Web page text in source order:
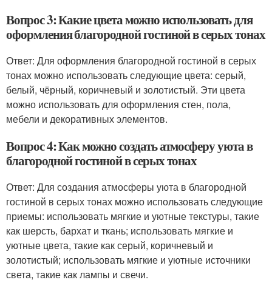
Вопрос 3: Какие цвета можно использовать для
оформления благородной гостиной в серых тонах
Ответ: Для оформления благородной гостиной в серых
тонах можно использовать следующие цвета: серый,
белый, чёрный, коричневый и золотистый. Эти цвета
можно использовать для оформления стен, пола,
мебели и декоративных элементов.
Вопрос 4: Как можно создать атмосферу уюта в
благородной гостиной в серых тонах
Ответ: Для создания атмосферы уюта в благородной
гостиной в серых тонах можно использовать следующие
приемы: использовать мягкие и уютные текстуры, такие
как шерсть, бархат и ткань; использовать мягкие и
уютные цвета, такие как серый, коричневый и
золотистый; использовать мягкие и уютные источники
света, такие как лампы и свечи.